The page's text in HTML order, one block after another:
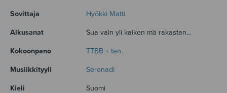
Sovittaja Hyökki Matti
Alkusanat Sua vain yli kaiken mä rakastan...
Kokoonpano TTBB + ten.
Musiikkityyli Serenadi
Kieli Suomi